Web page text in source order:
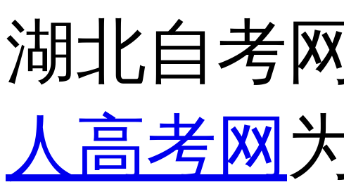
湖北自考
人高考网